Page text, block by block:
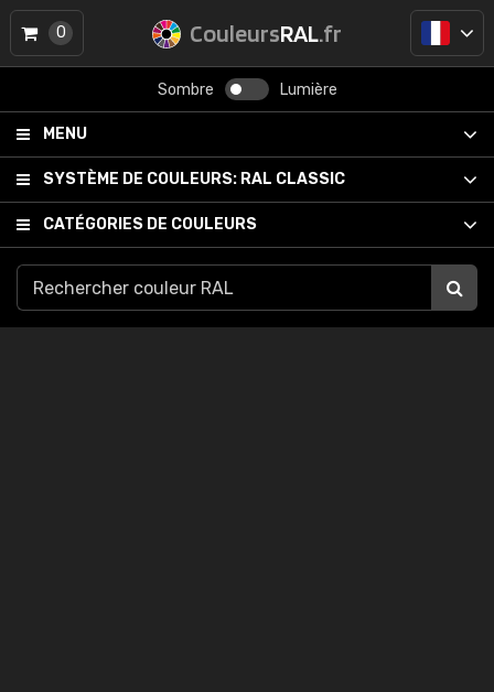
CouleursRAL.fr
Sombre Lumière
MENU
SYSTÈME DE COULEURS: RAL CLASSIC
CATÉGORIES DE COULEURS
0